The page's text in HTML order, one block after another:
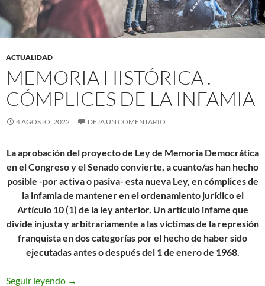
ACTUALIDAD
MEMORIA HISTÓRICA .
CÓMPLICES DE LA INFAMIA
4 AGOSTO, 2022 DEJA UN COMENTARIO
La aprobación del proyecto de Ley de Memoria Democrática
en el Congreso y el Senado convierte, a cuanto/as han hecho
posible -por activa o pasiva- esta nueva Ley, en cómplices de
la infamia de mantener en el ordenamiento jurídico el
Artículo 10 (1) de la ley anterior. Un artículo infame que
divide injusta y arbitrariamente a las víctimas de la represión
franquista en dos categorías por el hecho de haber sido
ejecutadas antes o después del 1 de enero de 1968.
Seguir leyendo Memoria histórica . Cómplices de la infamia
→